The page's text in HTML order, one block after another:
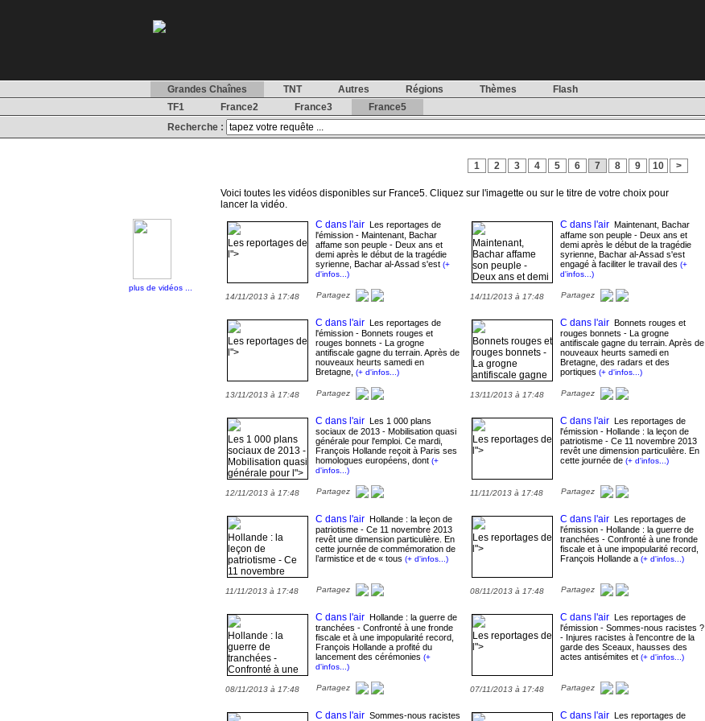
Grandes Chaînes TNT Autres Régions Thèmes
Flash
TF1
France2 France3
France5
Recherche :
1 2 3 4 5 6 7 8 9 10 >
Voici toutes les vidéos disponibles sur France5. Cliquez sur l'imagette ou sur le titre de votre choix pour
lancer la vidéo.
plus de vidéos ...
Les reportages de
l">
C dans l'air Les reportages de
l'émission - Maintenant, Bachar
affame son peuple - Deux ans et
demi après le début de la tragédie
syrienne, Bachar al-Assad s'est (+
d'infos...)
14/11/2013 à 17:48 Partagez
Maintenant,
Bachar affame
son peuple -
Deux ans et demi
la tragédie
al-Assad s">
C dans l'air Maintenant, Bachar
affame son peuple - Deux ans et
demi après le début de la tragédie
syrienne, Bachar al-Assad s'est
engagé à faciliter le travail des (+
d'infos...)
14/11/2013 à 17:48 Partagez
Les reportages de
l">
C dans l'air Les reportages de
l'émission - Bonnets rouges et
rouges bonnets - La grogne
antifiscale gagne du terrain. Après de
nouveaux heurts samedi en
Bretagne, (+ d'infos...)
13/11/2013 à 17:48 Partagez
Bonnets rouges et
rouges bonnets -
La grogne
antifiscale gagne
de nouveaux
Bretagne, des
radars et des
portiques écotaxe
ont été vandalisés
régions, tandis
que commerçants
et artisans se
mercredi pour
dénoncer l">
C dans l'air Bonnets rouges et
rouges bonnets - La grogne
antifiscale gagne du terrain. Après de
nouveaux heurts samedi en
Bretagne, des radars et des
portiques (+ d'infos...)
13/11/2013 à 17:48 Partagez
Les 1 000 plans
sociaux de 2013 -
Mobilisation quasi
générale pour l">
C dans l'air Les 1 000 plans
sociaux de 2013 - Mobilisation quasi
générale pour l'emploi. Ce mardi,
François Hollande reçoit à Paris ses
homologues européens, dont (+
d'infos...)
12/11/2013 à 17:48 Partagez
Les reportages de
l">
C dans l'air Les reportages de
l'émission - Hollande : la leçon de
patriotisme - Ce 11 novembre 2013
revêt une dimension particulière. En
cette journée de (+ d'infos...)
11/11/2013 à 17:48 Partagez
Hollande : la
leçon de
patriotisme - Ce
11 novembre
dimension
cette journée de
commémoration
de l’armistice et
de « tous les
morts pour la
France », le pays
entre dans la
célébration du
Grande Guerre.
C dans l'air Hollande : la leçon de
patriotisme - Ce 11 novembre 2013
revêt une dimension particulière. En
cette journée de commémoration de
l’armistice et de « tous (+ d'infos...)
11/11/2013 à 17:48 Partagez
Les reportages de
l">
C dans l'air Les reportages de
l'émission - Hollande : la guerre de
tranchées - Confronté à une fronde
fiscale et à une impopularité record,
François Hollande a (+ d'infos...)
08/11/2013 à 17:48 Partagez
Hollande : la
guerre de
tranchées -
Confronté à une
une impopularité
Hollande a profité
C dans l'air Hollande : la guerre de
tranchées - Confronté à une fronde
fiscale et à une impopularité record,
François Hollande a profité du
lancement des cérémonies (+
d'infos...)
08/11/2013 à 17:48 Partagez
Les reportages de
l">
C dans l'air Les reportages de
l'émission - Sommes-nous racistes ?
- Injures racistes à l'encontre de la
garde des Sceaux, hausses des
actes antisémites et (+ d'infos...)
07/11/2013 à 17:48 Partagez
C dans l'air Sommes-nous racistes
C dans l'air Les reportages de